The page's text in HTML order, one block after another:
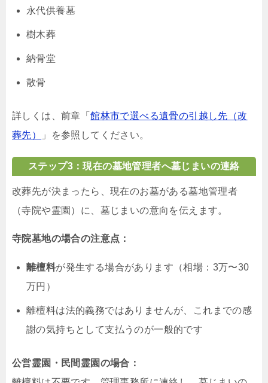
永代供養墓
樹木葬
納骨堂
散骨
詳しくは、前章「館林市で選べる遺骨の引越し先（改
葬先）
」を参照してください。
ステップ3：現在の墓地管理者へ墓じまいの連絡
改葬先が決まったら、現在のお墓がある墓地管理者
（寺院や霊園）に、墓じまいの意向を伝えます。
寺院墓地の場合の注意点：
離檀料が発生する場合があります（相場：3万〜30
万円）
離檀料は法的義務ではありませんが、これまでの感
謝の気持ちとして支払うのが一般的です
公営霊園・民間霊園の場合：